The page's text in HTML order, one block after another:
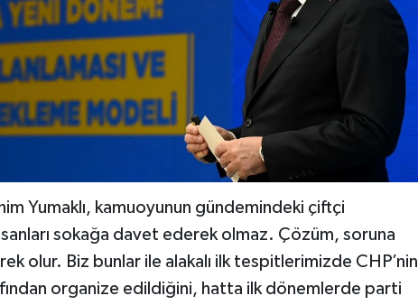
Yumaklı, kamuoyunun gündemindeki çiftçi
sokağa davet ederek olmaz. Çözüm, soruna
olur. Biz bunlar ile alakalı ilk tespitlerimizde CHP’nin
organize edildiğini, hatta ilk dönemlerde parti